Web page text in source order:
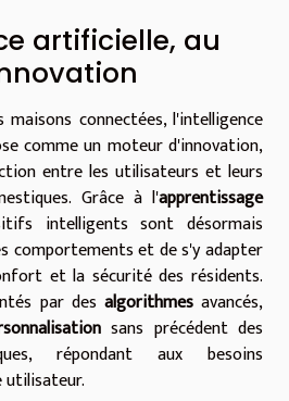
artificielle, au
maisons connectées, l'intelligence
comme un moteur d'innovation,
entre les utilisateurs et leurs
Grâce à l'apprentissage
intelligents sont désormais
comportements et de s'y adapter
et la sécurité des résidents.
par des algorithmesavancés,
sans précédent des
répondant aux besoins
utilisateur.